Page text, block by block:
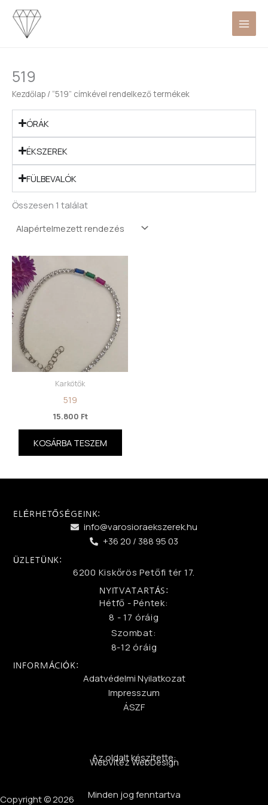
Skip
content
519
Kezdőlap / “519” címkével rendelkező termékek
ÓRÁK
ÉKSZEREK
FÜLBEVALÓK
Összesen 1 találat
Karkötők
519
15.800 Ft
KOSÁRBA TESZEM
ELÉRHETŐSÉGEINK:
info@varosioraekszerek.hu
+36 20 / 388 95 03
ÜZLETÜNK:
6200 Kiskőrös Petőfi tér 17.
NYITVATARTÁS:
Hétfő - Péntek:
8 - 17 óráig
Szombat:
8-12 óráig
INFORMÁCIÓK:
Adatvédelmi Nyilatkozat
Impresszum
ÁSZF
Az oldalt készítette:
WebVitéz WebDesign
Minden jog fenntartva
Copyright © 2026